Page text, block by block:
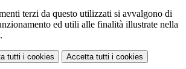
terzi da questo utilizzati si avvalgono di
ed utili alle finalità illustrate nella
.
tutti i cookies Accetta tutti i cookies